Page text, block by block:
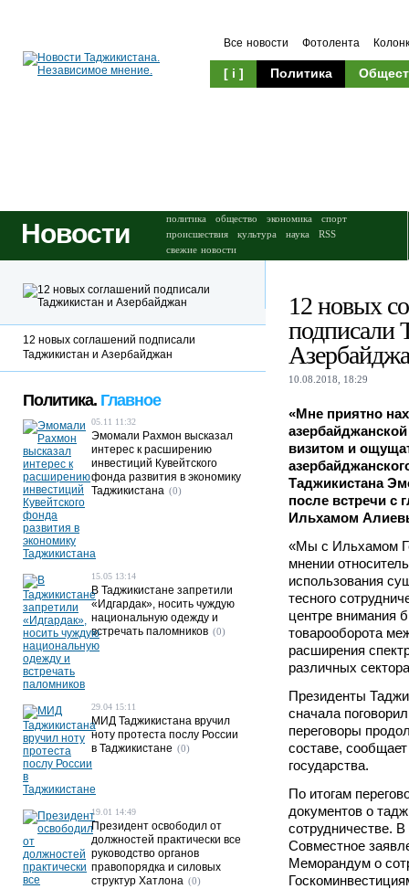
Все новости Фотолента
[ i ] Политика
Новости политика общество экономика
спорт
происшествия
культура наука
RSS
свежие новости
12 новых
подписали
10.08.2018, 18:29
«Мне приятно
визитом и
Таджикистана
после встречи с
Ильхамом
«Мы с Ильхамом
мнении
использования
тесного
центре внимания
товарооборота
расширения
различных
Президенты
сначала
переговоры
составе,
государства.
По итогам
документов о
сотрудничестве.
Совместное
Меморандум о
12 новых соглашений подписали
Таджикистан и Азербайджан
Политика. Главное
05.11 11:32
Эмомали Рахмон высказал
интерес к расширению
инвестиций Кувейтского
фонда развития в экономику
Таджикистана (0)
15.05 13:14
В Таджикистане запретили
«Идгардак», носить чуждую
национальную одежду и
встречать паломников (0)
29.04 15:11
МИД Таджикистана вручил
ноту протеста послу России
в Таджикистане (0)
19.01 14:49
Президент освободил от
должностей практически все
руководство органов
правопорядка и силовых
структур Хатлона (0)